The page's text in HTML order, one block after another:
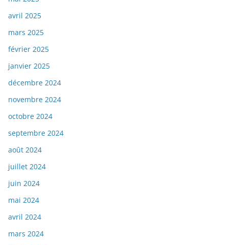
avril 2025
mars 2025
février 2025
janvier 2025
décembre 2024
novembre 2024
octobre 2024
septembre 2024
août 2024
juillet 2024
juin 2024
mai 2024
avril 2024
mars 2024